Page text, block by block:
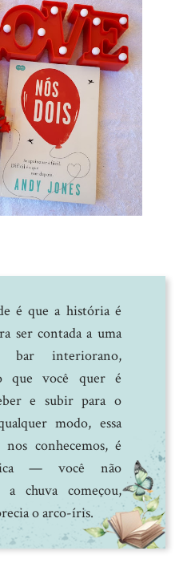
é que a história é
ser contada a uma
bar interiorano,
que você quer é
e subir para o
modo, essa
conhecemos, é
— você não
a chuva começou,
o arco-íris.